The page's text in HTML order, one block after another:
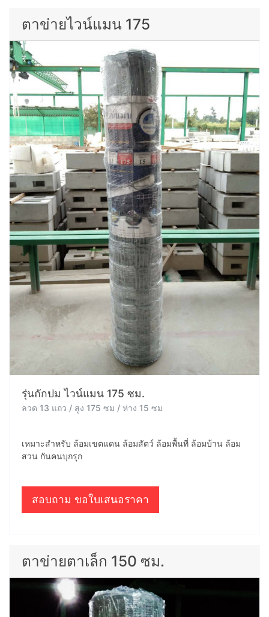
ตาข่ายไวน์แมน 175
รุ่นถักปม ไวน์แมน 175 ซม.
ลวด 13 แถว / สูง 175 ซม / ห่าง 15 ซม
เหมาะสำหรับ ล้อมเขตแดน ล้อมสัตว์ ล้อมพื้นที่ ล้อมบ้าน ล้อม
สวน กันคนบุกรุก
สอบถาม ขอใบเสนอราคา
ตาข่ายตาเล็ก 150 ซม.